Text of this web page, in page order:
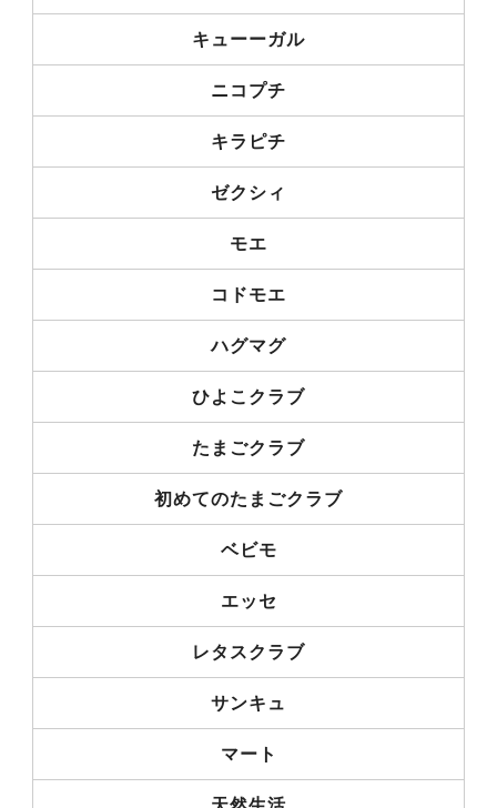
キューーガル
ニコプチ
キラピチ
ゼクシィ
モエ
コドモエ
ハグマグ
ひよこクラブ
たまごクラブ
初めてのたまごクラブ
ベビモ
エッセ
レタスクラブ
サンキュ
マート